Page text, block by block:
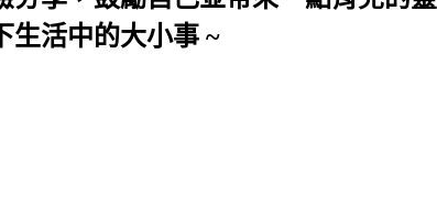
生活中的大小事 ~